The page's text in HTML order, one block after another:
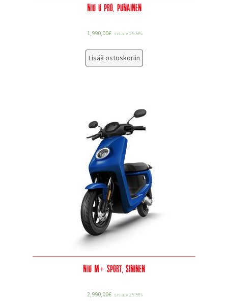
Niu U Pro, punainen
1,990,00€ sis alv 25.5%
Lisää ostoskoriin
Niu M+ Sport, sininen
2,990,00€ sis alv 25.5%